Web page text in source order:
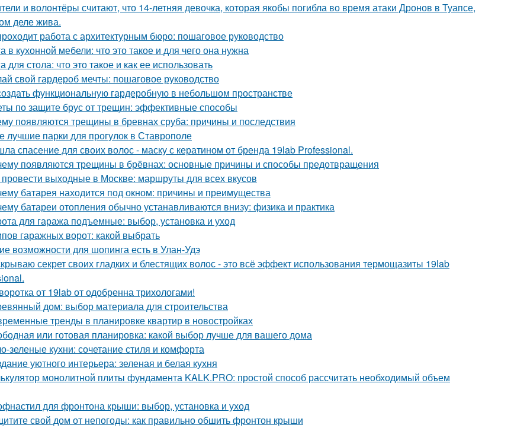
и волонтёры считают, что 14-летняя девочка, которая якобы погибла во время атаки Дронов в Туапсе,
деле жива.
работа с архитектурным бюро: пошаговое руководство
в кухонной мебели: что это такое и для чего она нужна
для стола: что это такое и как ее использовать
свой гардероб мечты: пошаговое руководство
функциональную гардеробную в небольшом пространстве
по защите брус от трещин: эффективные способы
появляются трещины в бревнах сруба: причины и последствия
лучшие парки для прогулок в Ставрополе
спасение для своих волос - маску с кератином от бренда 19lab Professional.
появляются трещины в брёвнах: основные причины и способы предотвращения
провести выходные в Москве: маршруты для всех вкусов
батарея находится под окном: причины и преимущества
батареи отопления обычно устанавливаются внизу: физика и практика
для гаража подъемные: выбор, установка и уход
гаражных ворот: какой выбрать
возможности для шопинга есть в Улан-Удэ
секрет своих гладких и блестящих волос - это всё эффект использования термощазиты 19lab
от 19lab от одобренна трихологами!
дом: выбор материала для строительства
тренды в планировке квартир в новостройках
или готовая планировка: какой выбор лучше для вашего дома
зеленые кухни: сочетание стиля и комфорта
уютного интерьера: зеленая и белая кухня
монолитной плиты фундамента KALK.PRO: простой способ рассчитать необходимый объем
для фронтона крыши: выбор, установка и уход
свой дом от непогоды: как правильно обшить фронтон крыши